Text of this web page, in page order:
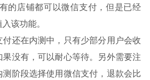
的店铺都可以微信支付，但是已经
该功能。
付还在内测中，只有少部分用户会收
没有，可以耐心等待。另外需要注
阶段选择使用微信支付，退款会比